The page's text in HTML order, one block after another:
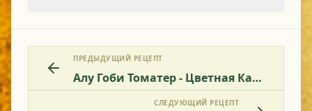
ПРЕДЫДУЩИЙ РЕЦЕПТ
Алу Гоби Томатер - Цветная Капуста С Картофелем И Помидорами
СЛЕДУЮЩИЙ РЕЦЕПТ